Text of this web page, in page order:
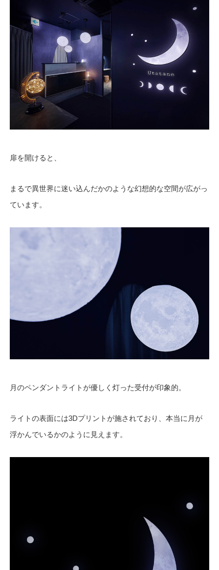
扉を開けると、
まるで異世界に迷い込んだかのような幻想的な空間が広がっ
ています。
月のペンダントライトが優しく灯った受付が印象的。
ライトの表面には3Dプリントが施されており、本当に月が
浮かんでいるかのように見えます。